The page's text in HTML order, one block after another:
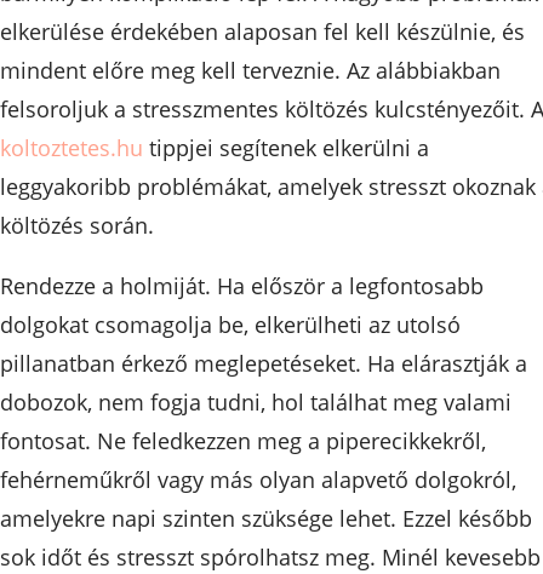
elkerülése érdekében alaposan fel kell készülnie, és
mindent előre meg kell terveznie. Az alábbiakban
felsoroljuk a stresszmentes költözés kulcstényezőit. A
koltoztetes.hu tippjei segítenek elkerülni a
leggyakoribb problémákat, amelyek stresszt okoznak
költözés során.
Rendezze a holmiját. Ha először a legfontosabb
dolgokat csomagolja be, elkerülheti az utolsó
pillanatban érkező meglepetéseket. Ha elárasztják a
dobozok, nem fogja tudni, hol találhat meg valami
fontosat. Ne feledkezzen meg a piperecikkekről,
fehérneműkről vagy más olyan alapvető dolgokról,
amelyekre napi szinten szüksége lehet. Ezzel később
sok időt és stresszt spórolhatsz meg. Minél kevesebb